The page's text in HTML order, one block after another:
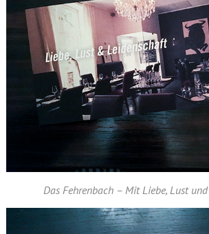
Das Fehrenbach – Mit Liebe, Lust